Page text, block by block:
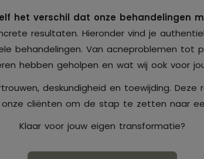
het verschil dat onze behandelingen
resultaten. Hieronder vind je
behandelingen. Van acneproblemen
hebben geholpen en wat wij ook voor
deskundigheid en toewijding.
cliënten om de stap te zetten naar
Klaar voor jouw eigen transformatie?